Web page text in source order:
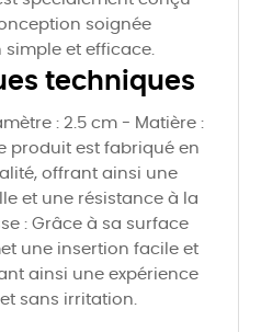
soignée
et efficace.
techniques
: 2.5 cm - Matière :
produit est fabriqué en
offrant ainsi une
et une résistance à la
: Grâce à sa surface
une insertion facile et
ainsi une expérience
sans irritation.